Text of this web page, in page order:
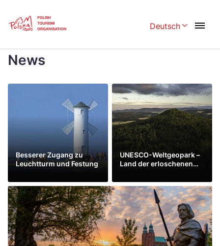
Deutsch
Polski
Deutsch
Français
Magyar
Nederlands 日本語
Português Norsk
Suomi Svenska
Україна
News
Besserer Zugang zu
Leuchtturm und Festung
Mehr sehen
UNESCO-Weltgeopark –
Land der erloschenen
Mehr sehen